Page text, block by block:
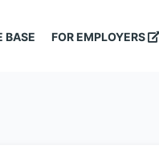
BASE FOR EMPLOYERS